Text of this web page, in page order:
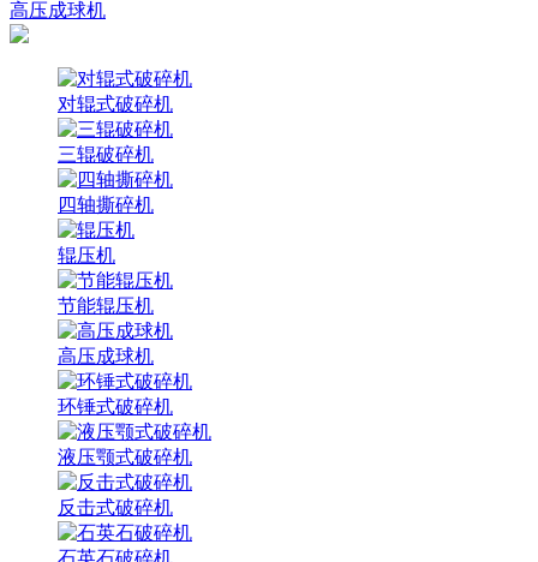
高压成球机
对辊式破碎机
三辊破碎机
四轴撕碎机
辊压机
节能辊压机
高压成球机
环锤式破碎机
液压颚式破碎机
反击式破碎机
石英石破碎机